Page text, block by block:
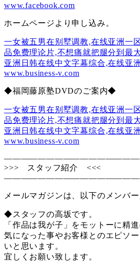
www.facebook.com
ホームページより申し込み。
一女被五男在别墅调教,在线亚洲一
品免费理论片,不想痛就把腿分到最
亚洲日韩在线中文字幕综合,在线亚
www.business-v.com
◆福岡藤原塾DVDのご案内◆
一女被五男在别墅调教,在线亚洲一
品免费理论片,不想痛就把腿分到最
亚洲日韩在线中文字幕综合,在线亚
www.business-v.com
>>> スタッフ紹介 <<<
メールマガジンは、以下のメンバー
◆スタッフの高坂です。
「作品は我が子」をモットーに精進
気になった事やお客様とのエピソ
いと思います。
宜しくお願い致します。